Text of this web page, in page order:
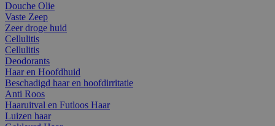
Douche Olie
Vaste Zeep
Zeer droge huid
Cellulitis
Cellulitis
Deodorants
Haar en Hoofdhuid
Beschadigd haar en hoofdirritatie
Anti Roos
Haaruitval en Futloos Haar
Luizen haar